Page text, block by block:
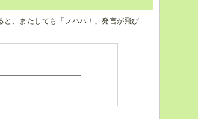
、またしても「フハハ！」発言が飛び